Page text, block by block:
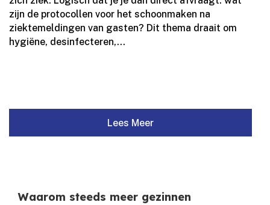
zijn de protocollen voor het schoonmaken na
ziektemeldingen van gasten? Dit thema draait om
hygiëne, desinfecteren,...
Lees Meer
Waarom steeds meer gezinnen